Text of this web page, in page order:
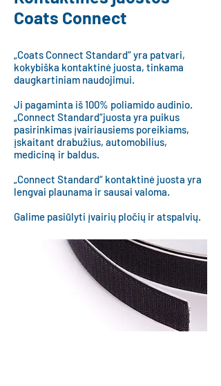
Coats Connect
„Coats Connect Standard“ yra patvari,
kokybiška kontaktinė juosta, tinkama
daugkartiniam naudojimui.
Ji pagaminta iš 100% poliamido audinio.
„Connect Standard“juosta yra puikus
pasirinkimas įvairiausiems poreikiams,
įskaitant drabužius, automobilius,
mediciną ir baldus.
„Connect Standard“ kontaktinė juosta yra
lengvai plaunama ir sausai valoma.
Galime pasiūlyti įvairių pločių ir atspalvių.